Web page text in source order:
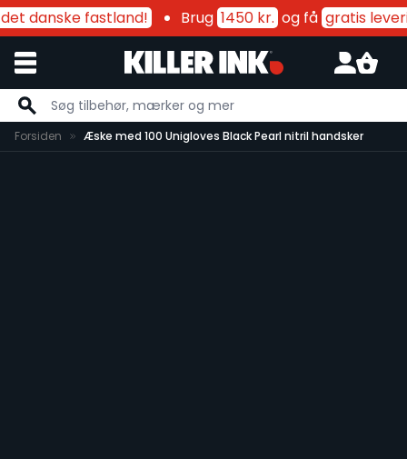
danske fastland! Brug 1450 kr.og få gratis
Skip to Content
Forsiden Æske med 100 Unigloves Black Pearl nitril handsker